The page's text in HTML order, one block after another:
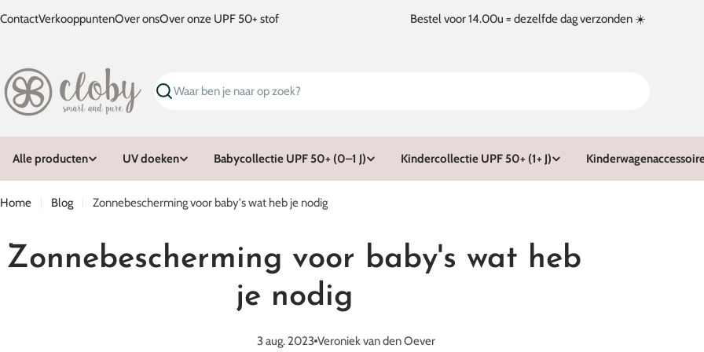
naar
ContactVerkooppuntenOver onsOver onze UPF 50+ stof Bestel voor 14.00u = dezelfde dag verzonden ☀️
Zoeken
Alle producten UV doeken Babycollectie UPF 50+ (0–1 J) Kindercollectie UPF 50+ (1+ J)
Home Blog Zonnebescherming voor baby's wat heb je nodig
Zonnebescherming voor baby's wat heb
je nodig
3 aug. 2023 Veroniek van den Oever